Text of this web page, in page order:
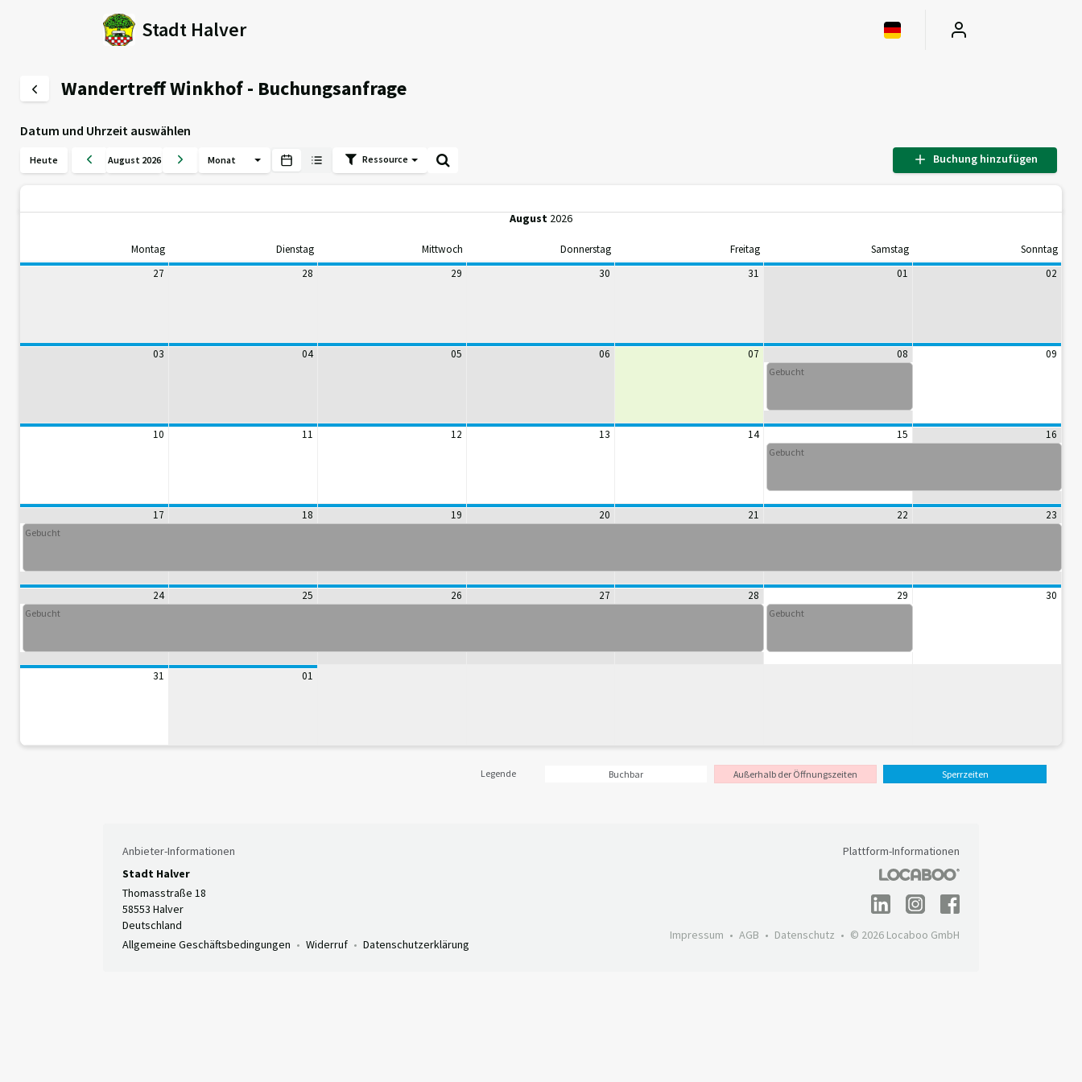
Stadt Halver
Wandertreff Winkhof - Buchungsanfrage
Datum und Uhrzeit auswählen
Heute August 2026 Monat Ressource Buchung hinzufügen
August 2026
Montag Dienstag Mittwoch Donnerstag Freitag Samstag
Sonntag
27
03
10
17
24
31
28
04
11
18
25
01
29
05
12
19
26
30
06
13
20
27
31
07
14
21
28
01
08
15
22
29
02
09
16
23
30
Gebucht
Gebucht
Gebucht
Gebucht Gebucht
Legende Buchbar Außerhalb der Öffnungszeiten Sperrzeiten
Anbieter-Informationen
Stadt Halver
Thomasstraße 18
58553 Halver
Deutschland
Allgemeine Geschäftsbedingungen
Widerruf Datenschutzerklärung
Plattform-Informationen
Impressum AGB Datenschutz © 2026 Locaboo GmbH